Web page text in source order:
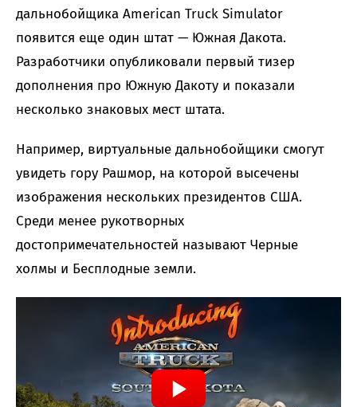
дальнобойщика American Truck Simulator
появится еще один штат — Южная Дакота.
Разработчики опубликовали первый тизер
дополнения про Южную Дакоту и показали
несколько знаковых мест штата.
Например, виртуальные дальнобойщики смогут
увидеть гору Рашмор, на которой высечены
изображения нескольких президентов США.
Среди менее рукотворных
достопримечательностей называют Черные
холмы и Бесплодные земли.